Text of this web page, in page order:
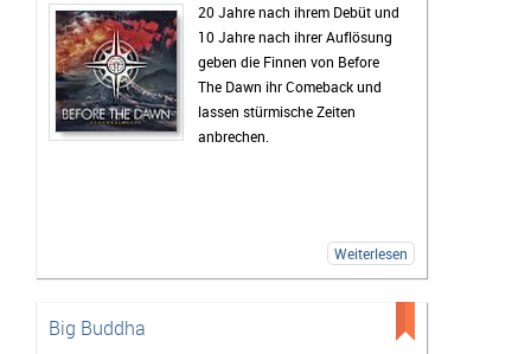
20 Jahre nach ihrem Debüt und
10 Jahre nach ihrer Auflösung
geben die Finnen von Before
The Dawn ihr Comeback und
lassen stürmische Zeiten
anbrechen.
Weiterlesen
Big Buddha